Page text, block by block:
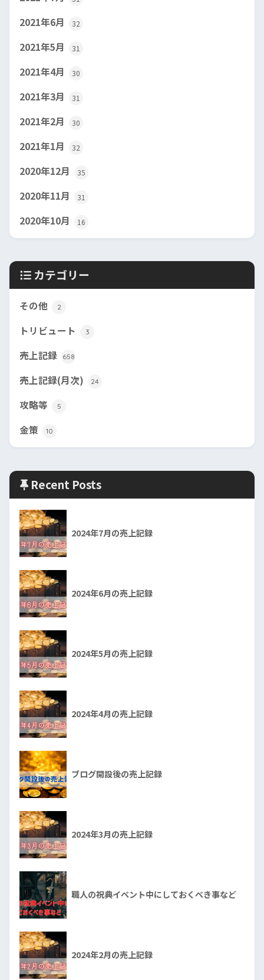
2021年6月 32
2021年5月 31
2021年4月 30
2021年3月 31
2021年2月 30
2021年1月 32
2020年12月 35
2020年11月 31
2020年10月 16
カテゴリー
その他 2
トリビュート 3
売上記録 658
売上記録(月次) 24
攻略等 5
金策 10
Recent Posts
2024年7月の売上記録
2024年6月の売上記録
2024年5月の売上記録
2024年4月の売上記録
ブログ開設後の売上記録
2024年3月の売上記録
職人の祝典イベント中にしておくべき事など
2024年2月の売上記録